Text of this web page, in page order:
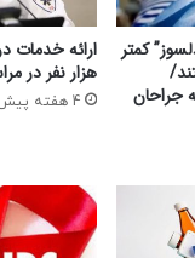
کمتر
جراحان
هزار نفر در
4 هفته پیش